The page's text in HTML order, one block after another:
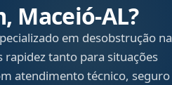
Maceió‑AL?
em desobstrução na
rapidez tanto para situações
atendimento técnico, seguro